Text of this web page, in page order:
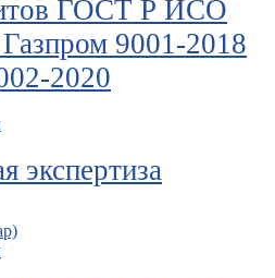
ГОСТ Р ИСО
9001-2018
2020
экспертиза